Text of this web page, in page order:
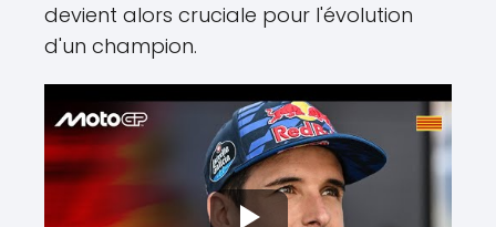
devient alors cruciale pour l'évolution
d'un champion.